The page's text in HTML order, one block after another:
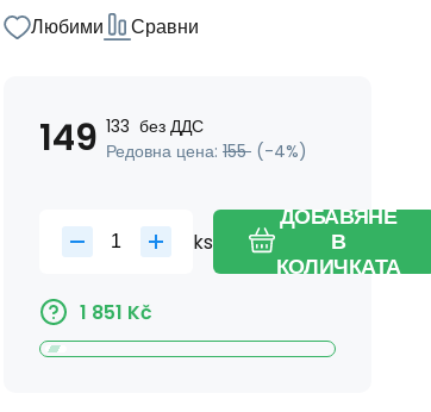
Любими Сравни
149 133 без ДДС
Редовна цена: 155 (-4%)
ks
ДОБАВЯНЕ
В
КОЛИЧКАТА
1 851 Kč